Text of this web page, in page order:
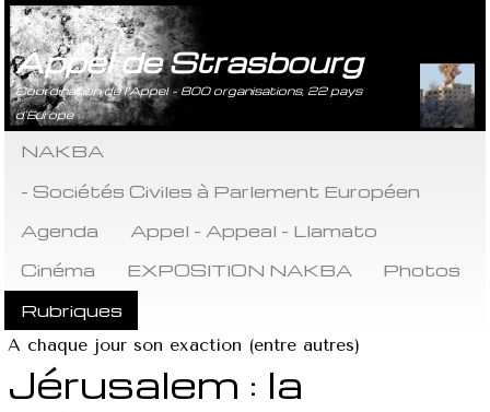
Appel de Strasbourg
Coordination de l’Appel - 800 organisations, 22 pays
d’Europe
NAKBA
- Sociétés Civiles à Parlement Européen
Agenda
Appel - Appeal - Llamato
Cinéma
EXPOSITION NAKBA
Photos
Rubriques
A chaque jour son exaction (entre autres)
Jérusalem : la